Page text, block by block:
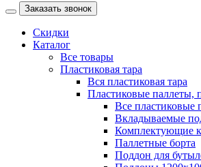
Заказать звонок
Скидки
Каталог
Все товары
Пластиковая тара
Вся пластиковая тара
Пластиковые паллеты,
Все пластиковые
Вкладываемые
Комплектующие
Паллетные борта
Поддон для